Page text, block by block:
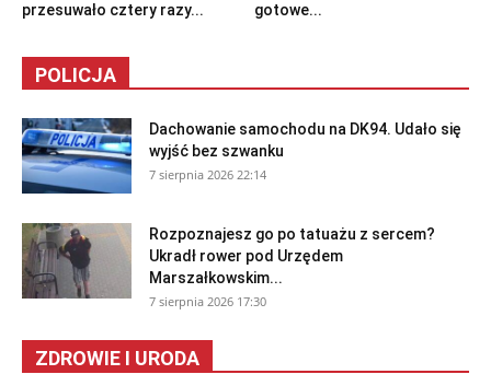
przesuwało cztery razy...
gotowe...
POLICJA
Dachowanie samochodu na DK94. Udało się
wyjść bez szwanku
7 sierpnia 2026 22:14
Rozpoznajesz go po tatuażu z sercem?
Ukradł rower pod Urzędem
Marszałkowskim...
7 sierpnia 2026 17:30
ZDROWIE I URODA